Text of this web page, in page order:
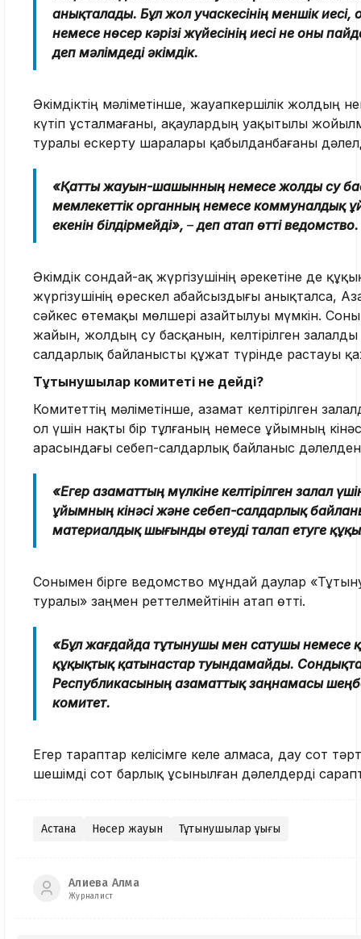
анықталады. Бұл жол учаскесінің меншік
немесе нөсер кәрізі жүйесінің иесі не оны
деп мәлімдеді әкімдік.
Әкімдіктің мәліметінше, жауапкершілік жолдың
күтіп ұсталмағаны, ақаулардың уақытылы
туралы ескерту шаралары қабылданбағаны
«Қатты жауын-шашынның немесе жолды су
мемлекеттік органның немесе коммуналдық
екенін білдірмейді», –деп атап өтті ведомство.
Әкімдік сондай-ақ жүргізушінің әрекетіне де
жүргізушінің өрескел абайсыздығы анықталса,
сәйкес өтемақы мөлшері азайтылуы мүмкін.
жайын, жолдың су басқанын, келтірілген
салдарлық байланысты құжат түрінде растауы
Тұтынушылар комитеті не дейді?
Комитеттің мәліметінше, азамат келтірілген
ол үшін нақты бір тұлғаның немесе ұйымның
арасындағы себеп-салдарлық байланыс
«Егер азаматтың мүлкіне келтірілген залал
ұйымның кінәсі және себеп-салдарлық
материалдық шығынды өтеуді талап етуге
Сонымен бірге ведомство мұндай даулар
туралы» заңмен реттелмейтінін атап өтті.
«Бұл жағдайда тұтынушы мен сатушы немесе
құқықтық қатынастар туындамайды.
Республикасының азаматтық заңнамасы
комитет.
Егер тараптар келісімге келе алмаса, дау сот
шешімді сот барлық ұсынылған дәлелдерді
Астана Нөсер жауын Тұтынушылар құқығы
Алиева Алма
Журналист